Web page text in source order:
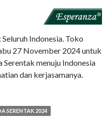
Indonesia. Toko
27 November 2024 untuk
menuju Indonesia
dan kerjasamanya.
SERENTAK 2024